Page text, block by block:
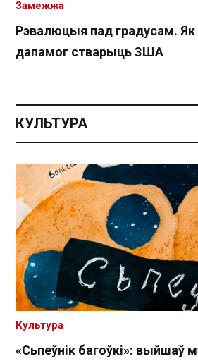
Рэвалюцыя пад градусам. Як
дапамог стварыць ЗША
Замежжа
КУЛЬТУРА
«Сьпеўнік багоўкі»: выйшаў
Культура